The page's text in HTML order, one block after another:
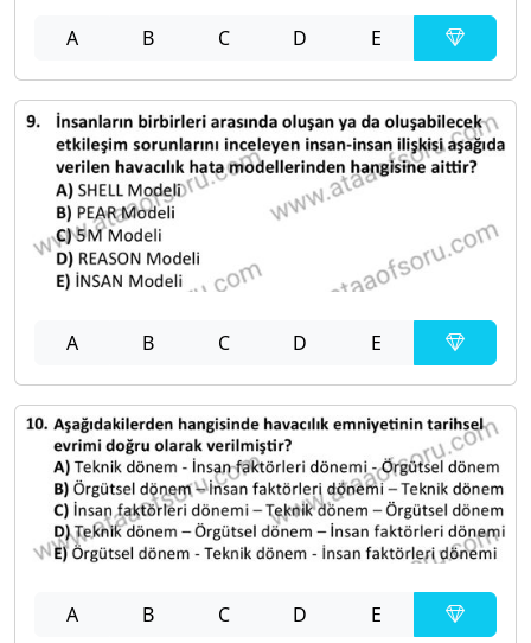
A B C D E
A B C D E
A B C D E